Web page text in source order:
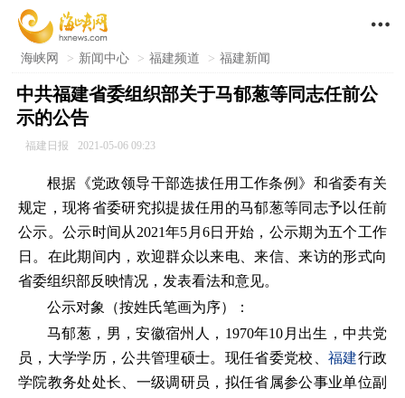

海峡网 > 新闻中心 > 福建频道 > 福建新闻
中共福建省委组织部关于马郁葱等同志任前公
示的公告
福建日报 2021-05-06 09:23
根据《党政领导干部选拔任用工作条例》和省委有关
规定，现将省委研究拟提拔任用的马郁葱等同志予以任前
公示。公示时间从2021年5月6日开始，公示期为五个工作
日。在此期间内，欢迎群众以来电、来信、来访的形式向
省委组织部反映情况，发表看法和意见。
公示对象（按姓氏笔画为序）：
马郁葱，男，安徽宿州人，1970年10月出生，中共党
员，大学学历，公共管理硕士。现任省委党校、 福建行政
学院教务处处长、一级调研员，拟任省属参公事业单位副